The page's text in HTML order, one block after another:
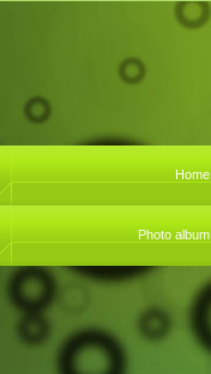
Home
Photo album